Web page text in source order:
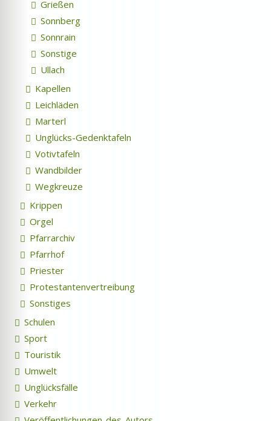
Grießen
Sonnberg
Sonnrain
Sonstige
Ullach
Kapellen
Leichläden
Marterl
Unglücks-Gedenktafeln
Votivtafeln
Wandbilder
Wegkreuze
Krippen
Orgel
Pfarrarchiv
Pfarrhof
Priester
Protestantenvertreibung
Sonstiges
Schulen
Sport
Touristik
Umwelt
Unglücksfälle
Verkehr